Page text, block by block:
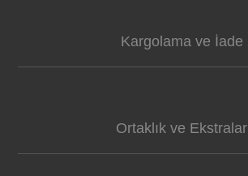
Kargolama ve İade
Ortaklık ve Ekstralar